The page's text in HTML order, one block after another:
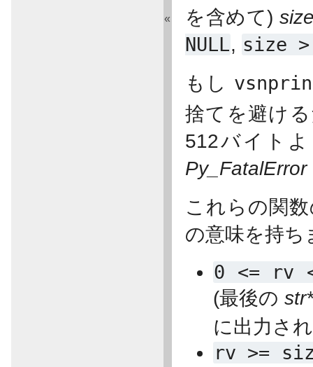
を含めて)
NULL, size >
もし
捨てを避け
512バイト
Py_FatalError
これらの関
の意味を持ち
0
<= rv
(最後の
に出力さ
rv >=
«